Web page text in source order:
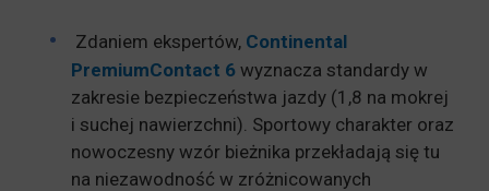
Zdaniem ekspertów, Continental
PremiumContact 6 wyznacza standardy w
zakresie bezpieczeństwa jazdy (1,8 na mokrej
i suchej nawierzchni). Sportowy charakter oraz
nowoczesny wzór bieżnika przekładają się tu
na niezawodność w zróżnicowanych